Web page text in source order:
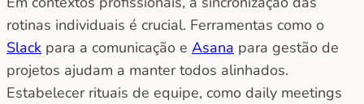
rotinas individuais é crucial. Ferramentas como o
Slack para a comunicação e Asana para gestão de
projetos ajudam a manter todos alinhados.
Estabelecer rituais de equipe, como daily meetings